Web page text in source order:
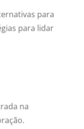
para
para lidar
na